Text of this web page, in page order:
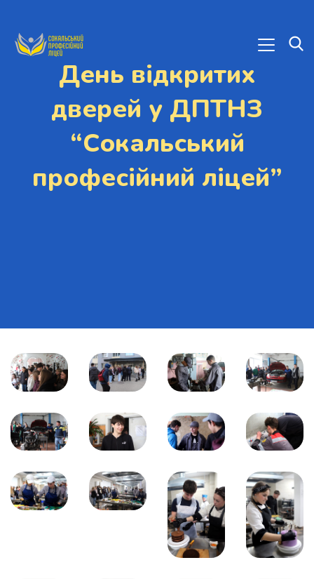
День відкритих
дверей у ДПТНЗ
“Сокальський
професійний ліцей”